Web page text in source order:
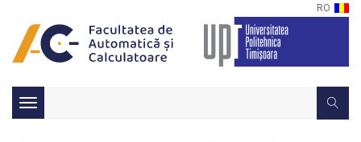
RO
Toggle
navigation